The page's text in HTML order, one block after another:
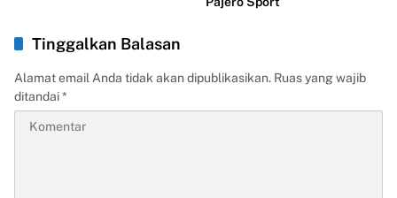
Tinggalkan Balasan
Alamat email Anda tidak akan dipublikasikan. Ruas yang wajib
ditandai*